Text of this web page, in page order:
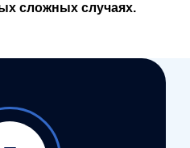
сложных случаях.